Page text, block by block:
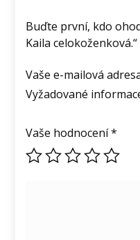
Buďte první, kdo
Kaila celokoženková.“
Vaše e-mailová
Vyžadované
Vaše hodnocení*